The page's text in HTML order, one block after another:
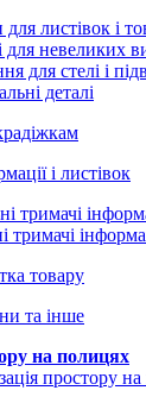
листівок і
для невеликих
для стелі і
деталі
і листівок
тримачі
тримачі
товару
та інше
на полицях
простору